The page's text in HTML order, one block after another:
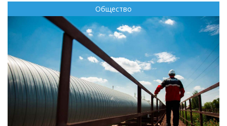
Общество